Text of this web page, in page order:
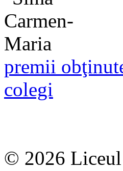
premii
colegi
© 2026